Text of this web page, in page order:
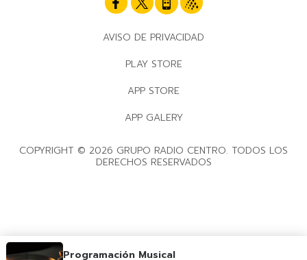
AVISO DE PRIVACIDAD
PLAY STORE
APP STORE
APP GALERY
COPYRIGHT © 2026 GRUPO RADIO CENTRO. TODOS LOS
DERECHOS RESERVADOS
Programación Musical